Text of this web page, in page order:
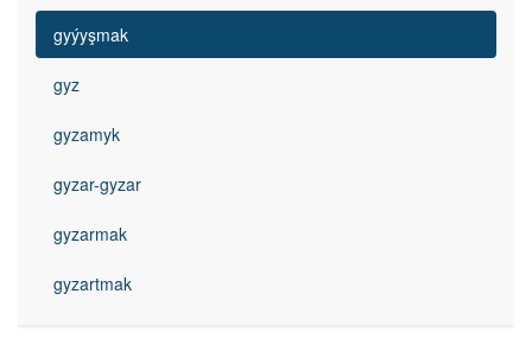
gyýyşmak
gyz
gyzamyk
gyzar-gyzar
gyzarmak
gyzartmak